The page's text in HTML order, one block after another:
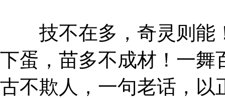
技不在多，奇灵则能
下蛋，苗多不成材！一舞
古不欺人，一句老话，以